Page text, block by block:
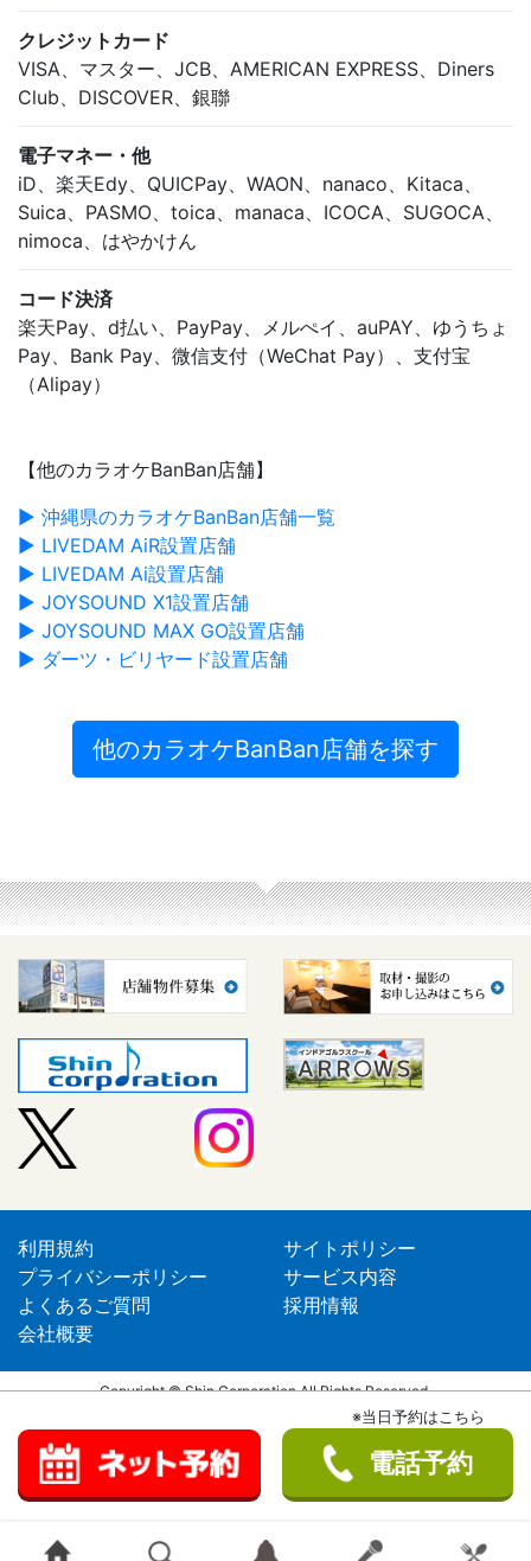
クレジットカード
VISA、マスター、JCB、AMERICAN EXPRESS、Diners
Club、DISCOVER、銀聯
電子マネー・他
iD、楽天Edy、QUICPay、WAON、nanaco、Kitaca、
Suica、PASMO、toica、manaca、ICOCA、SUGOCA、
nimoca、はやかけん
コード決済
楽天Pay、d払い、PayPay、メルぺイ、auPAY、ゆうちょ
Pay、Bank Pay、微信支付（WeChat Pay）、支付宝
（Alipay）
【他のカラオケBanBan店舗】
▶ 沖縄県のカラオケBanBan店舗一覧
▶ LIVEDAM AiR設置店舗
▶ LIVEDAM Ai設置店舗
▶ JOYSOUND X1設置店舗
▶ JOYSOUND MAX GO設置店舗
▶ ダーツ・ビリヤード設置店舗
他のカラオケBanBan店舗を探す
利用規約
サイトポリシー
プライバシーポリシー
サービス内容
よくあるご質問
採用情報
会社概要
Copyright © Shin Corporation All Rights Reserved.
※当日予約はこちら
電話予約